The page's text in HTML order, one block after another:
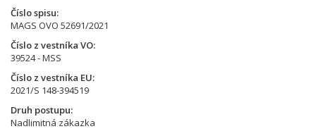
Číslo spisu
MAGS OVO 52691/2021
Číslo z vestníka VO
39524 - MSS
Číslo z vestníka EU
2021/S 148-394519
Druh postupu
Nadlimitná zákazka